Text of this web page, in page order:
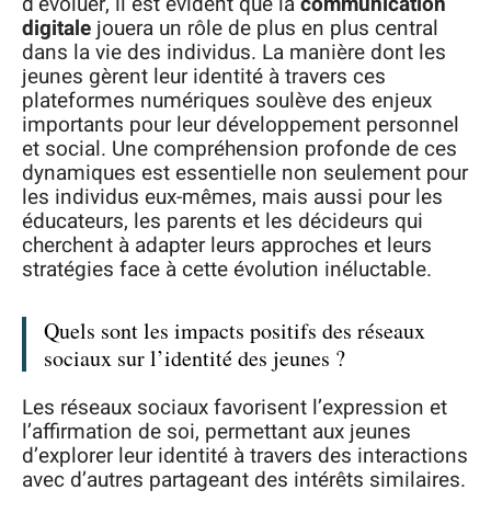
digitale jouera un rôle de plus en plus central
dans la vie des individus. La manière dont les
jeunes gèrent leur identité à travers ces
plateformes numériques soulève des enjeux
importants pour leur développement personnel
et social. Une compréhension profonde de ces
dynamiques est essentielle non seulement pour
les individus eux-mêmes, mais aussi pour les
éducateurs, les parents et les décideurs qui
cherchent à adapter leurs approches et leurs
stratégies face à cette évolution inéluctable.
Quels sont les impacts positifs des réseaux
sociaux sur l’identité des jeunes ?
Les réseaux sociaux favorisent l’expression et
l’affirmation de soi, permettant aux jeunes
d’explorer leur identité à travers des interactions
avec d’autres partageant des intérêts similaires.